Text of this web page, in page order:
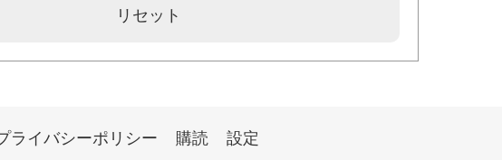
ライバシーポリシー 購読 設定